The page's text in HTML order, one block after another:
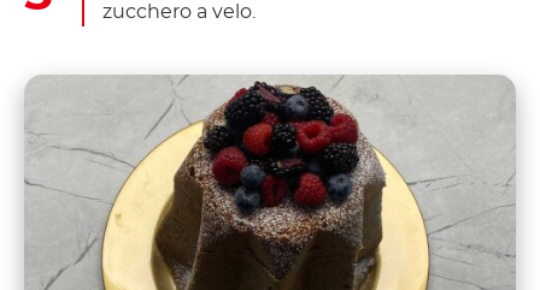
zucchero a velo.